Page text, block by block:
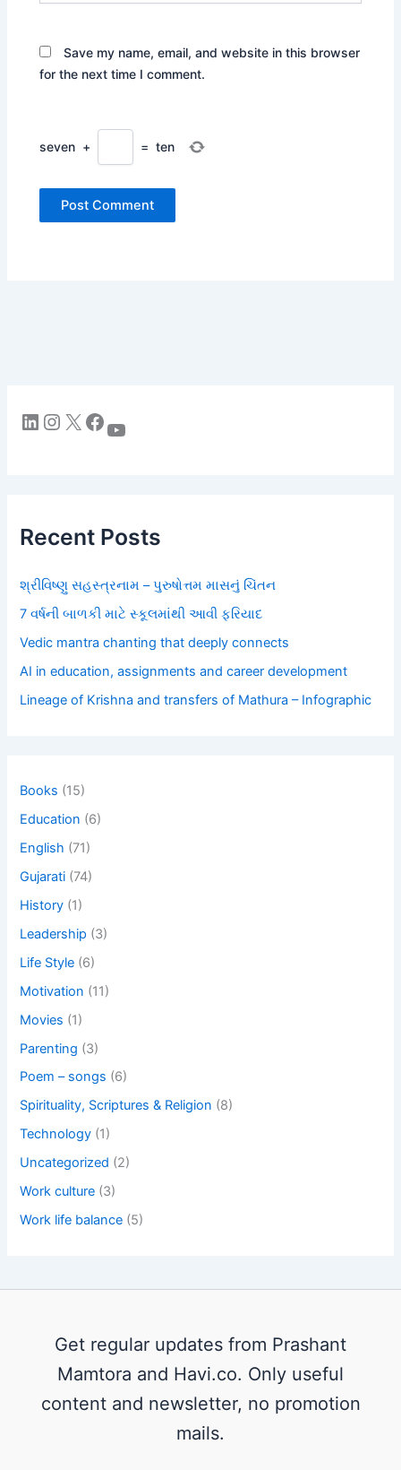
Save my name, email, and website in this browser
for the next time I comment.
seven + = ten
LinkedIn Instagram X Facebook YouTube
Recent Posts
શ્રીવિષ્ણુ સહસ્ત્રનામ – પુરુષોત્તમ માસનું ચિંતન
7 વર્ષની બાળકી માટે સ્કૂલમાંથી આવી ફરિયાદ
Vedic mantra chanting that deeply connects
AI in education, assignments and career development
Lineage of Krishna and transfers of Mathura – Infographic
Books (15)
Education (6)
English (71)
Gujarati (74)
History (1)
Leadership (3)
Life Style (6)
Motivation (11)
Movies (1)
Parenting (3)
Poem – songs (6)
Spirituality, Scriptures & Religion (8)
Technology (1)
Uncategorized (2)
Work culture (3)
Work life balance (5)
Get regular updates from Prashant
Mamtora and Havi.co. Only useful
content and newsletter, no promotion
mails.